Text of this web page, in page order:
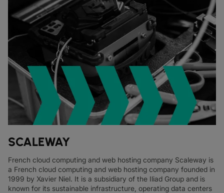
SCALEWAY
French cloud computing and web hosting company Scaleway is
a French cloud computing and web hosting company founded in
1999 by Xavier Niel. It is a subsidiary of the Iliad Group and is
known for its sustainable infrastructure, operating data centers